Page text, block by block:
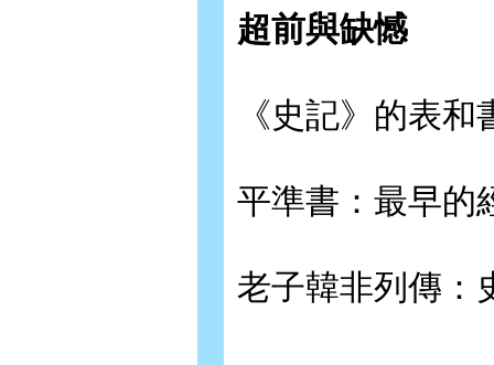
超前與缺憾
《史記》的表
平準書：最早的
老子韓非列傳：